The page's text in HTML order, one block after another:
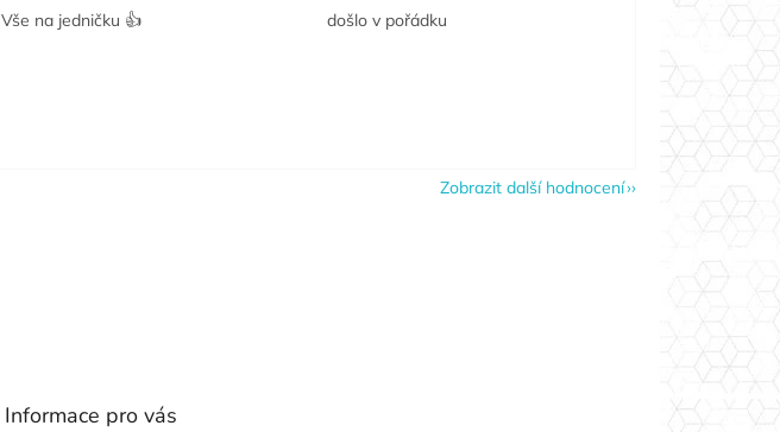
Vše na jedničku 👍 došlo v pořádku
Zobrazit další hodnocení
Informace pro vás